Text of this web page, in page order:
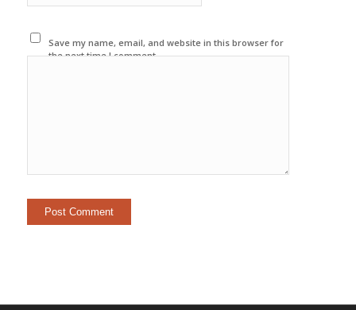
Save my name, email, and website in this browser for
the next time I comment.